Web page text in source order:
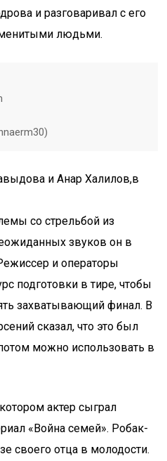
и разговаривал с его
людьми.
и Анар Халилов,в
со стрельбой из
звуков он в
и операторы
подготовки в тире, чтобы
захватывающий финал. В
сказал, что это был
можно использовать в
актер сыграл
«Война семей». Робак-
своего отца в молодости.